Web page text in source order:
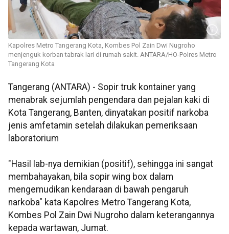
Kapolres Metro Tangerang Kota, Kombes Pol Zain Dwi Nugroho
menjenguk korban tabrak lari di rumah sakit. ANTARA/HO-Polres Metro
Tangerang Kota
Tangerang (ANTARA) - Sopir truk kontainer yang
menabrak sejumlah pengendara dan pejalan kaki di
Kota Tangerang, Banten, dinyatakan positif narkoba
jenis amfetamin setelah dilakukan pemeriksaan
laboratorium
"Hasil lab-nya demikian (positif), sehingga ini sangat
membahayakan, bila sopir wing box dalam
mengemudikan kendaraan di bawah pengaruh
narkoba" kata Kapolres Metro Tangerang Kota,
Kombes Pol Zain Dwi Nugroho dalam keterangannya
kepada wartawan, Jumat.